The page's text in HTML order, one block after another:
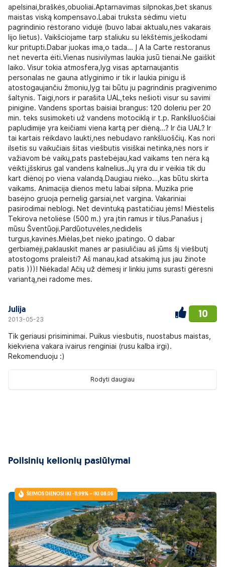
apelsinai,braškės,obuoliai.Aptarnavimas silpnokas,bet skanus
maistas viską kompensavo.Labai truksta sėdimu vietu
pagrindinio rėstorano vidujė (buvo labai aktualu,nes vakarais
lijo lietus). Vaikšciojame tarp staliuku su lėkštėmis,ješkodami
kur pritupti.Dabar juokas ima,o tada... Į A la Carte restoranus
net neverta ėiti.Vienas nusivilymas laukia jusū tienai.Ne gaiškit
laiko. Visur tokia atmosfera,lyg visas aptarnaujantis
personalas ne gauna atlyginimo ir tik ir laukia pinigu iš
atostogaujančiu žmoniu,lyg tai būtu ju pagrindinis pragivenimo
šaltynis. Taigi,nors ir parašita UAL,teks nešioti visur su savimi
pinigine. Vandens sportas baisiai brangus: 120 doleriu per 20
min. teks susimoketi už vandens motociklą ir t.p. Rankšluoščiai
papludimije yra keičiami viena kartą per diėną...? Ir čia UAL? Ir
tai kartais rėikdavo laukti,nes nebudavo rankšluoščių. Kas nori
ilsetis su vaikučiais šitas viešbutis visiškai netinka,nės nors ir
važiavom bė vaikų,pats pastebėjau,kad vaikams ten nėra ką
vėikti,įšskirus gal vandens kalnelius.Jų yra du ir vėikia tik du
kart diėnoj po viena valandą.Daugiau niėko…,kas būtu skirta
vaikams. Animacija dienos metu labai silpna. Muzika prie
basėjno gruoja pernelig garsiai,net vargina. Vakariniai
pasirodimai neblogi. Net devintuką pastatičiau jėms! Miėstelis
Tekirova netoliėse (500 m.) yra įtin ramus ir tilus.Panašus į
mūsu Šventūoji.Pardūotuvėles,nedidelis
turgus,kavinės.Miėlas,bet nieko įpatingo. O dabar
gerbiamėji,paklauskit manes ar pasiuličiau aš jūms šį viešbutį
atostogoms praleisti? Aš manau,kad atsakimą jus jau žinote
patis )))! Niėkada! Ačių už dėmesį ir linkiu jums surasti gėresni
variantą,nei radome mes.
Julija
2013-05-23 10
Tik geriausi prisiminimai. Puikus viesbutis, nuostabus maistas,
kiekviena vakara ivairus renginiai (rusu kalba irgi).
Rekomenduoju :)
Rodyti daugiau
Poilsinių kelionių pasiūlymai
ŠEIMOS DIENOS! IKI -11.99% – IKI 08.06